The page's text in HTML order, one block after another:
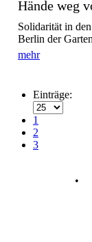
Hände weg
Solidarität in
Berlin der
mehr
Einträge:
1
2
3
•